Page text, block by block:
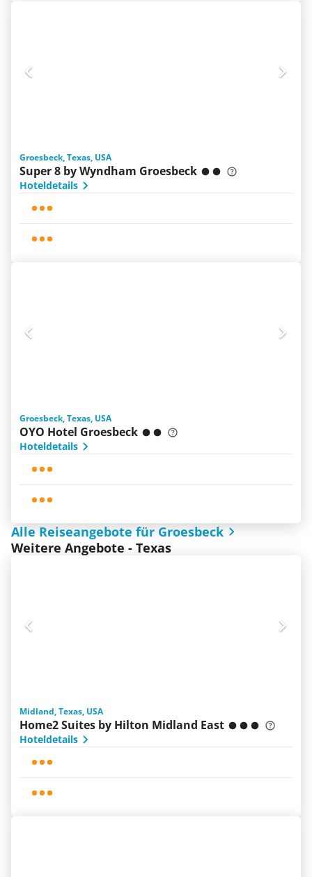
Groesbeck, Texas, USA
Super 8 by Wyndham Groesbeck
Hoteldetails
Groesbeck, Texas, USA
OYO Hotel Groesbeck
Hoteldetails
Alle Reiseangebote für Groesbeck
Weitere Angebote - Texas
Midland, Texas, USA
Home2 Suites by Hilton Midland East
Hoteldetails